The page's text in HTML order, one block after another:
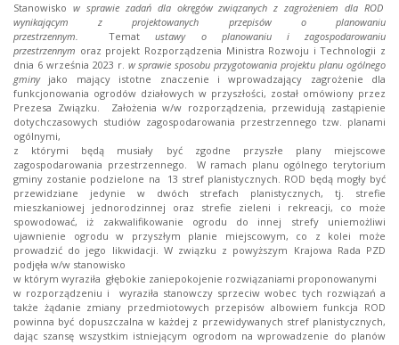
Stanowisko w sprawie zadań dla okręgów związanych z zagrożeniem dla ROD
wynikającym z projektowanych przepisów o planowaniu
przestrzennym.Tematustawy
o planowaniu i zagospodarowaniu
przestrzennym oraz projekt Rozporządzenia Ministra Rozwoju i Technologii z
dnia 6 września 2023 r. w sprawie sposobu przygotowania projektu planu ogólnego
gminyjako mający istotne znaczenie i wprowadzający zagrożenie dla
funkcjonowania ogrodów działowych w przyszłości, został omówiony przez
Prezesa Związku. Założenia w/w rozporządzenia, przewidują zastąpienie
dotychczasowych studiów zagospodarowania przestrzennego tzw. planami
ogólnymi,
z którymi będą musiały być zgodne przyszłe plany miejscowe
zagospodarowania przestrzennego. W ramach planu ogólnego terytorium
gminy zostanie podzielone na 13 stref planistycznych. ROD będą mogły być
przewidziane jedynie w dwóch strefach planistycznych, tj. strefie
mieszkaniowej jednorodzinnej oraz strefie zieleni i rekreacji, co może
spowodować, iż zakwalifikowanie ogrodu do innej strefy uniemożliwi
ujawnienie ogrodu w przyszłym planie miejscowym, co z kolei może
prowadzić do jego likwidacji. W związku z powyższym Krajowa Rada PZD
podjęła w/w stanowisko
w którym wyraziła głębokie zaniepokojenie rozwiązaniami proponowanymi
w rozporządzeniu i wyraziła stanowczy sprzeciw wobec tych rozwiązań a
także żądanie zmiany przedmiotowych przepisów albowiem funkcja ROD
powinna być dopuszczalna w każdej z przewidywanych stref planistycznych,
dając szansę wszystkim istniejącym ogrodom na wprowadzenie do planów